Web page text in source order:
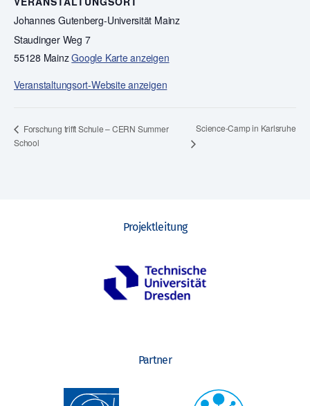
Johannes Gutenberg-Universität Mainz
Staudinger Weg 7
55128 MainzGoogle Karte anzeigen
Veranstaltungsort-Website anzeigen
Forschung trifft Schule – CERN Summer
School
Science-Camp in Karlsruhe
Projektleitung
Partner